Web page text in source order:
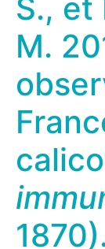
S., et
M.